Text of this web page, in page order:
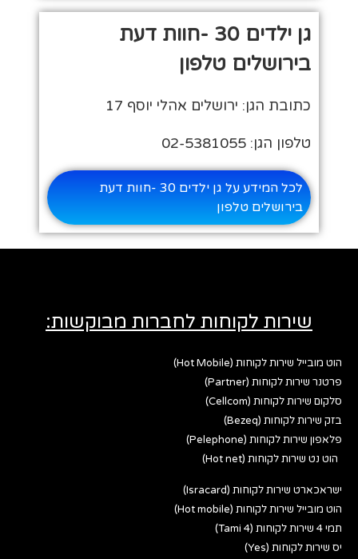
גן ילדים 30 -חוות דעת
בירושלים טלפון
כתובת הגן: ירושלים אהלי יוסף 17
טלפון הגן: 02-5381055
לכל המידע על גן ילדים 30 -חוות דעת
בירושלים טלפון
שירות לקוחות לחברות מבוקשות:
הוט מובייל שירות לקוחות (Hot Mobile)
פרטנר שירות לקוחות (Partner)
סלקום שירות לקוחות (Cellcom)
בזק שירות לקוחות (Bezeq)
פלאפון שירות לקוחות (Pelephone)
הוט נט שירות לקוחות (Hot net)
ישראכארט שירות לקוחות (Isracard)
הוט מובייל שירות לקוחות (Hot mobile)
תמי 4 שירות לקוחות (Tami 4)
יס שירות לקוחות (Yes)